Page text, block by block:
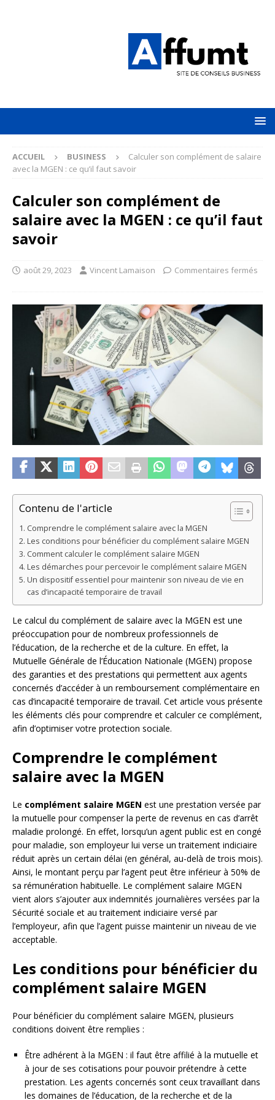
ACCUEIL BUSINESS
Calculer son complément de salaire
avec la MGEN : ce qu’il faut savoir
Calculer son complément de
salaire avec la MGEN : ce qu’il faut
savoir
août 29, 2023 Vincent Lamaison Commentaires fermés
Contenu de l'article
Comprendre le complément salaire avec la MGEN
Les conditions pour bénéficier du complément salaire MGEN
Comment calculer le complément salaire MGEN
Les démarches pour percevoir le complément salaire MGEN
Un dispositif essentiel pour maintenir son niveau de vie en
cas d’incapacité temporaire de travail
Le calcul du complément de salaire avec la MGEN est une
préoccupation pour de nombreux professionnels de
l’éducation, de la recherche et de la culture. En effet, la
Mutuelle Générale de l’Éducation Nationale (MGEN) propose
des garanties et des prestations qui permettent aux agents
concernés d’accéder à un remboursement complémentaire en
cas d’incapacité temporaire de travail. Cet article vous présente
les éléments clés pour comprendre et calculer ce complément,
afin d’optimiser votre protection sociale.
Comprendre le complément
salaire avec la MGEN
Le complément salaire MGEN est une prestation versée par
la mutuelle pour compenser la perte de revenus en cas d’arrêt
maladie prolongé. En effet, lorsqu’un agent public est en congé
pour maladie, son employeur lui verse un traitement indiciaire
réduit après un certain délai (en général, au-delà de trois mois).
Ainsi, le montant perçu par l’agent peut être inférieur à 50% de
sa rémunération habituelle. Le complément salaire MGEN
vient alors s’ajouter aux indemnités journalières versées par la
Sécurité sociale et au traitement indiciaire versé par
l’employeur, afin que l’agent puisse maintenir un niveau de vie
acceptable.
Les conditions pour bénéficier du
complément salaire MGEN
Pour bénéficier du complément salaire MGEN, plusieurs
conditions doivent être remplies :
Être adhérent à la MGEN : il faut être affilié à la mutuelle et
à jour de ses cotisations pour pouvoir prétendre à cette
prestation. Les agents concernés sont ceux travaillant dans
les domaines de l’éducation, de la recherche et de la